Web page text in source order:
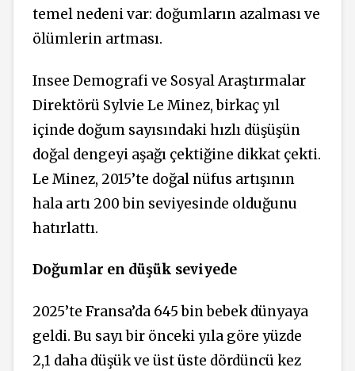
temel nedeni var: doğumların azalması ve
ölümlerin artması.
Insee Demografi ve Sosyal Araştırmalar
Direktörü Sylvie Le Minez, birkaç yıl
içinde doğum sayısındaki hızlı düşüşün
doğal dengeyi aşağı çektiğine dikkat çekti.
Le Minez, 2015’te doğal nüfus artışının
hala artı 200 bin seviyesinde olduğunu
hatırlattı.
Doğumlar en düşük seviyede
2025’te Fransa’da 645 bin bebek dünyaya
geldi. Bu sayı bir önceki yıla göre yüzde
2,1 daha düşük ve üst üste dördüncü kez